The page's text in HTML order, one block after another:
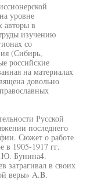
уровне
авторы в
изучению
со
(Сибирь,
российские
на материалах
довольно
Русской
последнего
Сюжет о работе
в 1905-1917 гг.
Бунина4.
затрагивал в своих
веры» A.B.